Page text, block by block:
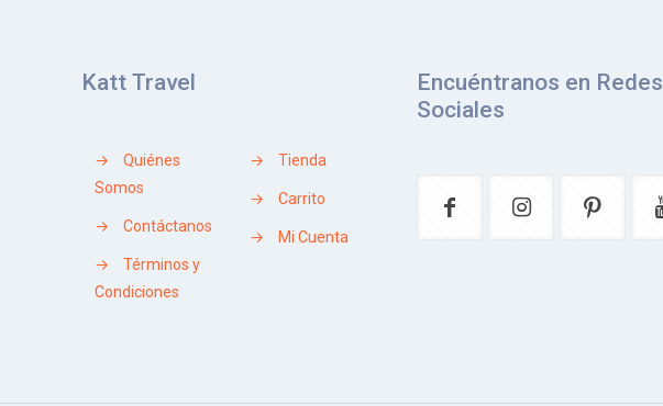
Katt Travel
→
Quiénes
Somos
→ Contáctanos
→
Términos y
Condiciones
→ Tienda
→ Carrito
→ Mi Cuenta
Encuéntranos en Redes
Sociales